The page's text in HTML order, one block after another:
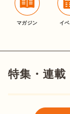
マガジン イ
特集・連載